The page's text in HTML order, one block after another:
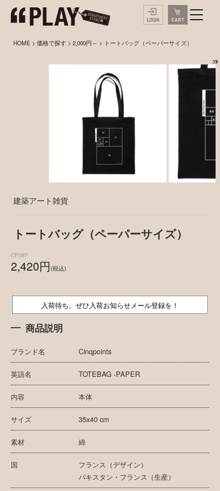
HOME >価格で探す >2,000円～ > トートバッグ（ペーパーサイズ）
建築アート雑貨
トートバッグ（ペーパーサイズ）
CP087
2,420円(税込)
入荷待ち。ぜひ入荷お知らせメール登録を！
商品説明
ブランド名 Cinqpoints
英語名 TOTEBAG -PAPER
内容 本体
サイズ 35x40 cm
素材 綿
国
フランス（デザイン）
パキスタン・フランス（生産）